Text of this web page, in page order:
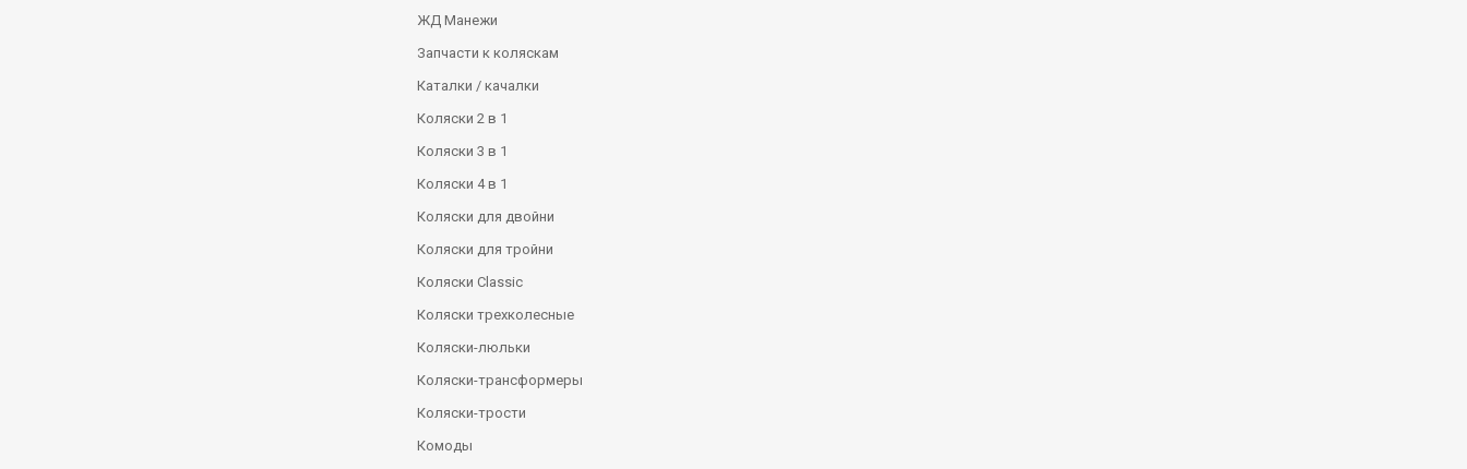
ЖД Манежи
Запчасти к коляскам
Каталки / качалки
Коляски 2 в 1
Коляски 3 в 1
Коляски 4 в 1
Коляски для двойни
Коляски для тройни
Коляски Сlassic
Коляски трехколесные
Коляски-люльки
Коляски-трансформеры
Коляски-трости
Комоды